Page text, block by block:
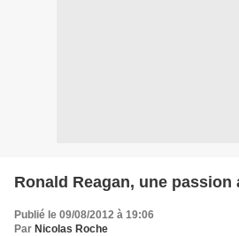
Ronald Reagan, une passion
Publié le 09/08/2012 à 19:06
Par Nicolas Roche